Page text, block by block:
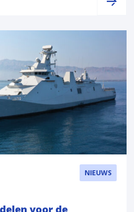
NIEUWS
voor de